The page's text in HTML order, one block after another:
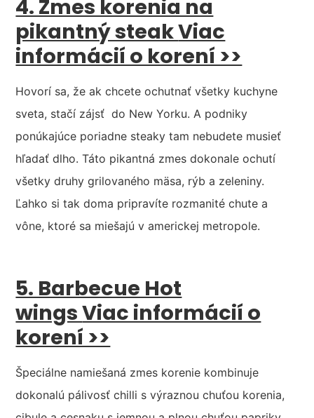
4. Zmes korenia na
pikantný steakViac
informácií o korení >>
Hovorí sa, že ak chcete ochutnať všetky kuchyne
sveta, stačí zájsť do New Yorku. A podniky
ponúkajúce poriadne steaky tam nebudete musieť
hľadať dlho. Táto pikantná zmes dokonale ochutí
všetky druhy grilovaného mäsa, rýb a zeleniny.
Ľahko si tak doma pripravíte rozmanité chute a
vône, ktoré sa miešajú v americkej metropole.
5. Barbecue Hot
wingsViac informácií o
korení >>
Špeciálne namiešaná zmes korenie kombinuje
dokonalú pálivosť chilli s výraznou chuťou korenia,